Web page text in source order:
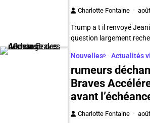
Charlotte Fontaine
Trump a t il renvoyé
question largement
Nouvelles Actualités
rumeurs
Braves
avant
Charlotte Fontaine